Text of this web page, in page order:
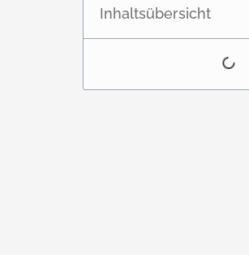
Inhaltsübersicht